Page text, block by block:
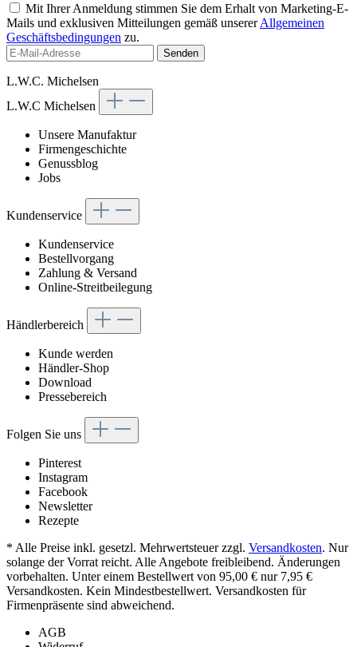
Mit Ihrer Anmeldung stimmen Sie dem Erhalt von Marketing-E-
Mails und exklusiven Mitteilungen gemäß unsererAllgemeinen
Geschäftsbedingungen zu.
Senden
L.W.C. Michelsen
L.W.C Michelsen
Unsere Manufaktur
Firmengeschichte
Genussblog
Jobs
Kundenservice
Kundenservice
Bestellvorgang
Zahlung & Versand
Online-Streitbeilegung
Händlerbereich
Kunde werden
Händler-Shop
Download
Pressebereich
Folgen Sie uns
Pinterest
Instagram
Facebook
Newsletter
Rezepte
* Alle Preise inkl. gesetzl. Mehrwertsteuer zzgl. Versandkosten. Nur
solange der Vorrat reicht. Alle Angebote freibleibend. Änderungen
vorbehalten. Unter einem Bestellwert von 95,00 € nur 7,95 €
Versandkosten. Kein Mindestbestellwert. Versandkosten für
Firmenpräsente sind abweichend.
AGB